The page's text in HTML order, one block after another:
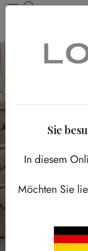
Sie
In diesem
Möchten Sie